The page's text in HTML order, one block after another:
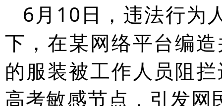
6月10日，违法行为
下，在某网络平台编
的服装被工作人员阻
高考敏感节点，引发